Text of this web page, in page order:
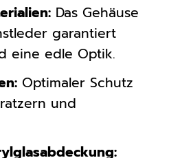
Das Gehäuse
garantiert
eine edle Optik.
Optimaler Schutz
und